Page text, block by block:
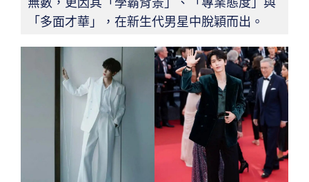
「多面才華」，在新生代男星中脫穎而出。